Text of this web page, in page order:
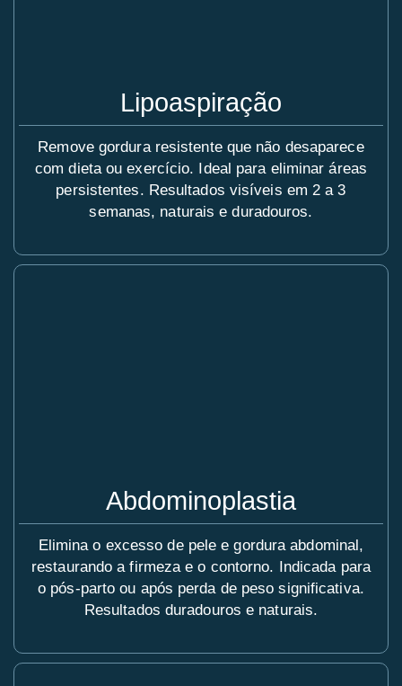
Lipoaspiração
Remove gordura resistente que não desaparece
com dieta ou exercício. Ideal para eliminar áreas
persistentes. Resultados visíveis em 2 a 3
semanas, naturais e duradouros.
Abdominoplastia
Elimina o excesso de pele e gordura abdominal,
restaurando a firmeza e o contorno. Indicada para
o pós-parto ou após perda de peso significativa.
Resultados duradouros e naturais.